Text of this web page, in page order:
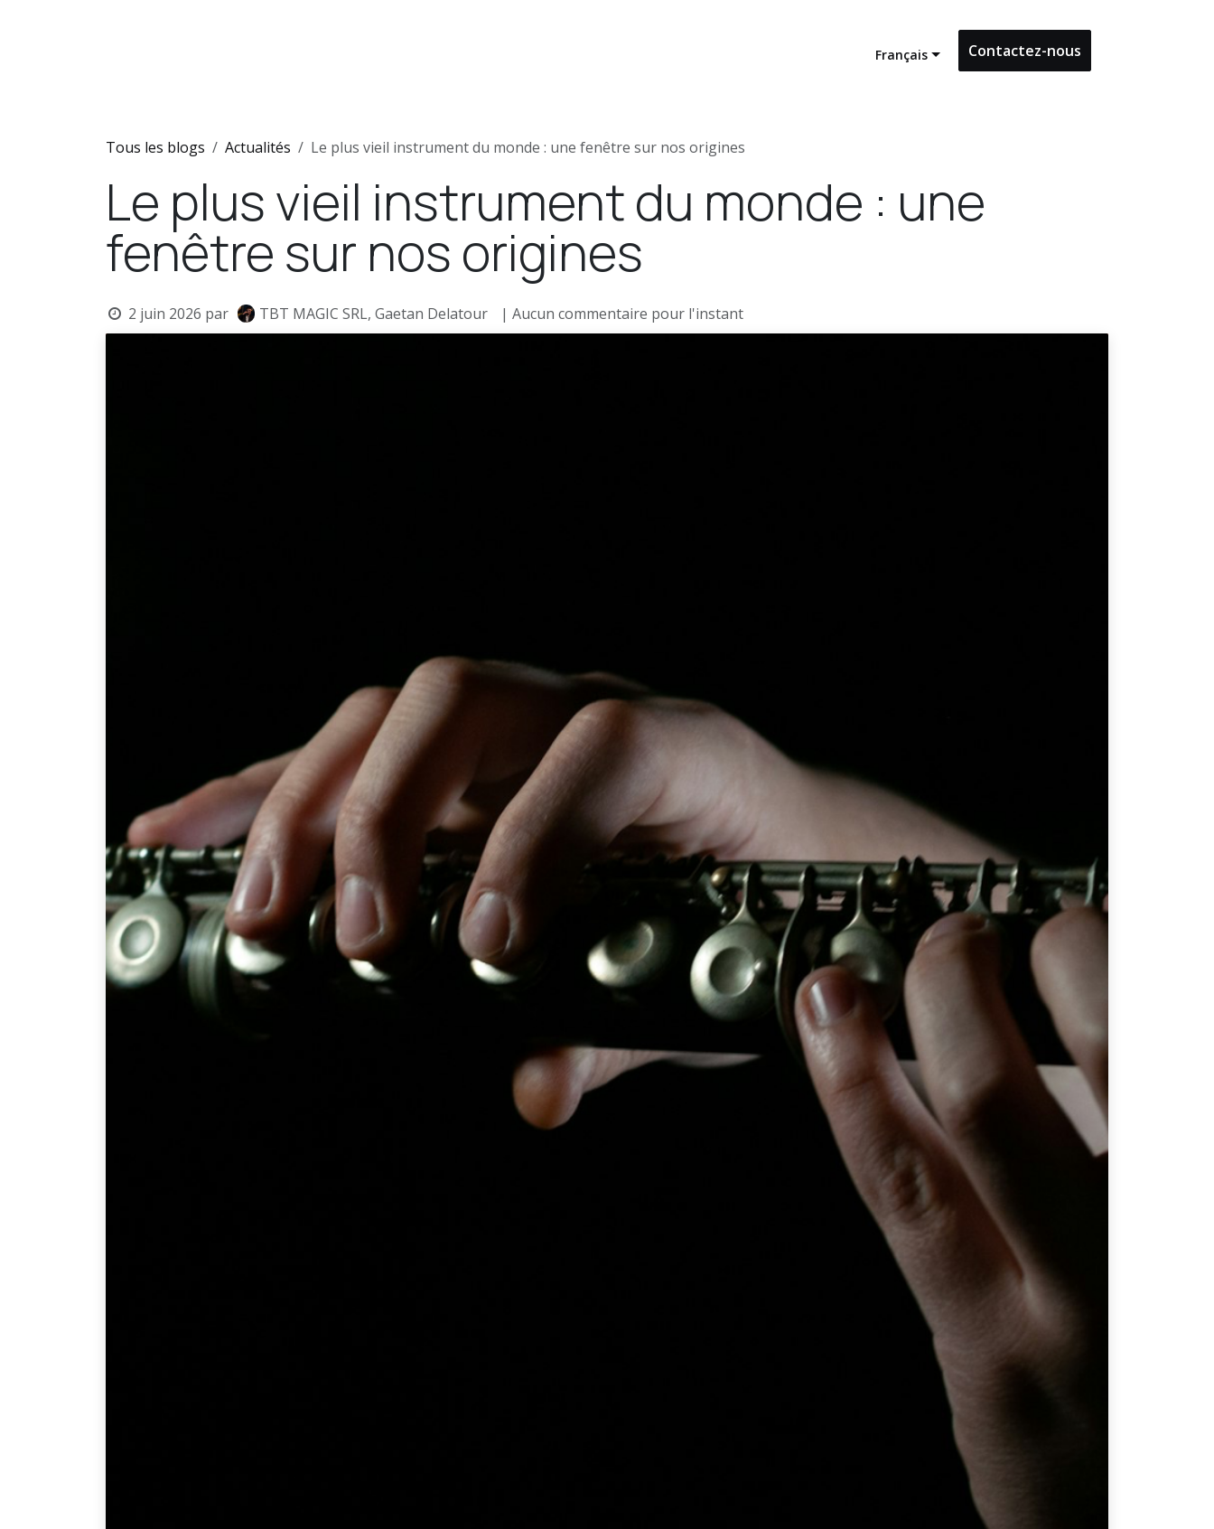
Français Contactez-nous
Tous les blogs Actualités Le plus vieil instrument du monde : une fenêtre sur nos origines
Le plus vieil instrument du monde : une
fenêtre sur nos origines
2 juin 2026 par TBT MAGIC SRL, Gaetan Delatour | Aucun commentaire pour l'instant